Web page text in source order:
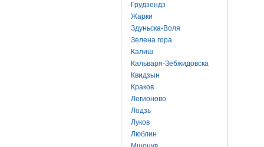
Грудзендз
Жарки
Здуньска-Воля
Зелена гора
Калиш
Кальваря-Зебжидовска
Квидзын
Краков
Легионово
Лодзь
Луков
Люблин